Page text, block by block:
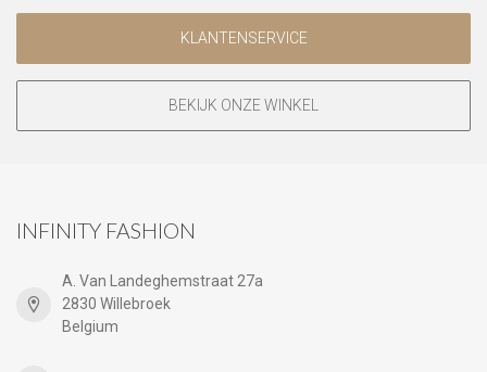
KLANTENSERVICE
BEKIJK ONZE WINKEL
INFINITY FASHION
A. Van Landeghemstraat 27a
2830 Willebroek
Belgium